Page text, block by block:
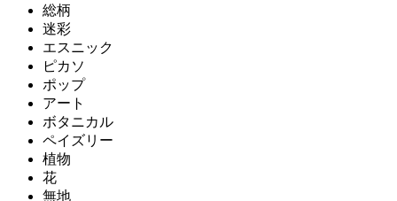
総柄
迷彩
エスニック
ピカソ
ポップ
アート
ボタニカル
ペイズリー
植物
花
無地